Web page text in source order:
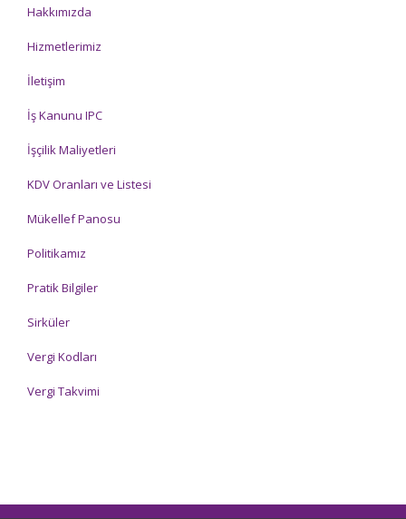
Hakkımızda
Hizmetlerimiz
İletişim
İş Kanunu IPC
İşçilik Maliyetleri
KDV Oranları ve Listesi
Mükellef Panosu
Politikamız
Pratik Bilgiler
Sirküler
Vergi Kodları
Vergi Takvimi